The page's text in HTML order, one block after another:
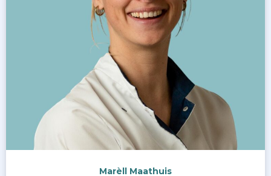
Marèll Maathuis